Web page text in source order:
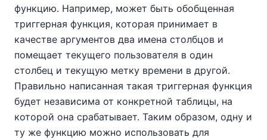
функцию. Например, может быть обобщенная
триггерная функция, которая принимает в
качестве аргументов два имена столбцов и
помещает текущего пользователя в один
столбец и текущую метку времени в другой.
Правильно написанная такая триггерная функция
будет независима от конкретной таблицы, на
которой она срабатывает. Таким образом, одну и
ту же функцию можно использовать для